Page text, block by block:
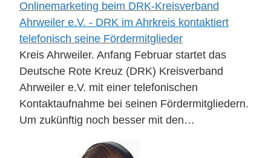
Onlinemarketing beim DRK-Kreisverband
Ahrweiler e.V. - DRK im Ahrkreis kontaktiert
telefonisch seine Fördermitglieder
Kreis Ahrweiler. Anfang Februar startet das
Deutsche Rote Kreuz (DRK) Kreisverband
Ahrweiler e.V. mit einer telefonischen
Kontaktaufnahme bei seinen Fördermitgliedern.
Um zukünftig noch besser mit den…